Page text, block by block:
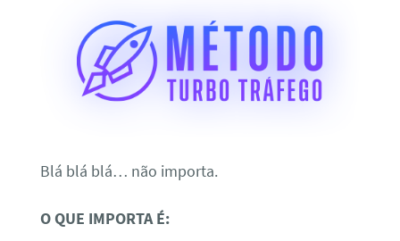
Blá blá blá… não importa.
O QUE IMPORTA É: